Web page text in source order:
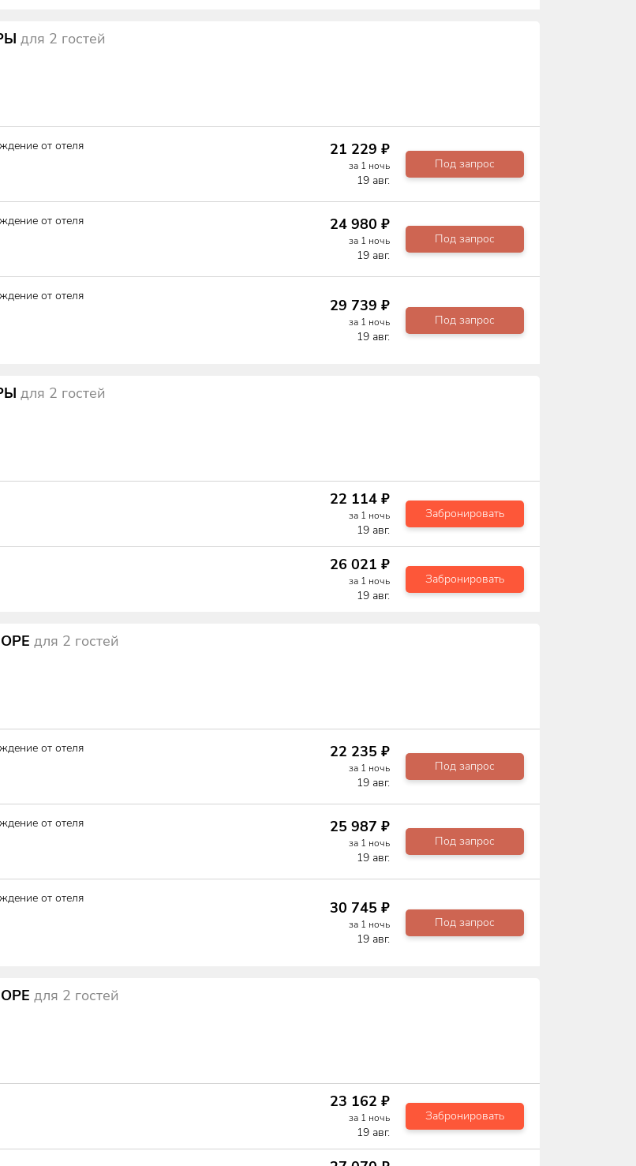
для 2 гостей
от отеля 21 229 ₽
за 1 ночь
19 авг.
Под запрос
от отеля 24 980 ₽
за 1 ночь
19 авг.
Под запрос
от отеля 29 739 ₽
за 1 ночь
19 авг.
Под запрос
для 2 гостей
22 114 ₽
за 1 ночь
19 авг.
Забронировать
26 021 ₽
за 1 ночь
19 авг.
Забронировать
для 2 гостей
от отеля 22 235 ₽
за 1 ночь
19 авг.
Под запрос
от отеля 25 987 ₽
за 1 ночь
19 авг.
Под запрос
от отеля 30 745 ₽
за 1 ночь
19 авг.
Под запрос
для 2 гостей
23 162 ₽
за 1 ночь
19 авг.
Забронировать